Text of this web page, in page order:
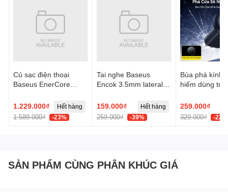
Củ sạc điện thoại
Baseus EnerCore
with Dual Retractable
Cables 3C 67W US -
Đen, Model:
1.229.000₫
1.589.000₫ -23%
Hết hàng
Tai nghe Baseus
Encok 3.5mm lateral
Trắng, Model:
NGCR020002
159.000₫
259.000₫ -39%
Hết hàng
Búa phá kính
hiểm dùng
Double
Safety
259.000₫
329.000₫ -22%
SẢN PHẨM CÙNG PHÂN KHÚC GIÁ